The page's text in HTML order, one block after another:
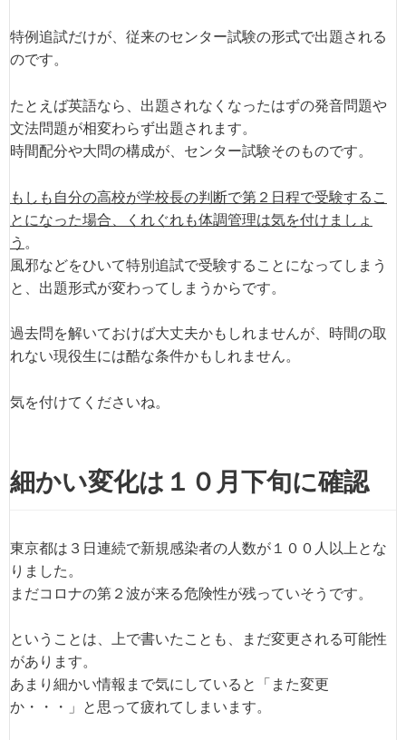
特例追試だけが、従来のセンター試験の形式で出題される
のです。
たとえば英語なら、出題されなくなったはずの発音問題や
文法問題が相変わらず出題されます。
時間配分や大問の構成が、センター試験そのものです。
もしも自分の高校が学校長の判断で第２日程で受験するこ
とになった場合、くれぐれも体調管理は気を付けましょ
う
風邪などをひいて特別追試で受験することになってしまう
と、出題形式が変わってしまうからです。
過去問を解いておけば大丈夫かもしれませんが、時間の取
れない現役生には酷な条件かもしれません。
気を付けてくださいね。
細かい変化は１０月下旬に確認
東京都は３日連続で新規感染者の人数が１００人以上とな
りました。
まだコロナの第２波が来る危険性が残っていそうです。
ということは、上で書いたことも、まだ変更される可能性
があります。
あまり細かい情報まで気にしていると「また変更
か・・・」と思って疲れてしまいます。